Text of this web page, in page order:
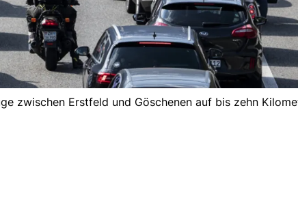
zwischen Erstfeld und Göschenen auf bis zehn